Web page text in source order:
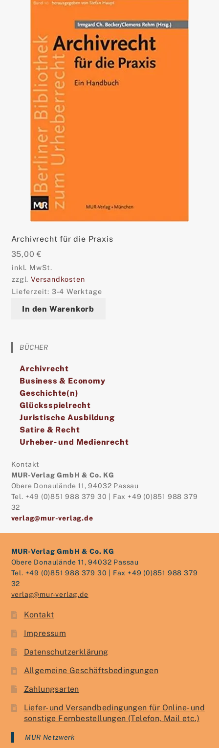
Archivrecht für die Praxis
35,00€
inkl. MwSt.
zzgl.Versandkosten
Lieferzeit: 3-4 Werktage
In den Warenkorb
BÜCHER
Archivrecht
Business & Economy
Geschichte(n)
Glücksspielrecht
Juristische Ausbildung
Satire & Recht
Urheber- und Medienrecht
Kontakt
MUR-Verlag GmbH & Co. KG
Obere Donaulände 11, 94032 Passau
Tel. +49 (0)851 988 379 30 | Fax +49 (0)851 988 379
32
verlag@mur-verlag.de
MUR-Verlag GmbH & Co. KG
Obere Donaulände 11, 94032 Passau
Tel. +49 (0)851 988 379 30 | Fax +49 (0)851 988 379
32
verlag@mur-verlag.de
Kontakt
Impressum
Datenschutzerklärung
Allgemeine Geschäftsbedingungen
Zahlungsarten
Liefer- und Versandbedingungen für Online- und
sonstige Fernbestellungen (Telefon, Mail etc.)
MUR Netzwerk